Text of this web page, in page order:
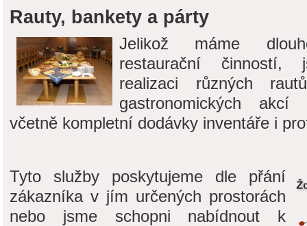
Rauty, bankety a párty
Jelikož máme
restaurační činností,
realizaci různých
gastronomických
včetně kompletní dodávky inventáře i
Tyto služby poskytujeme dle přání
zákazníka v jím určených prostorách
nebo jsme schopni nabídnout k